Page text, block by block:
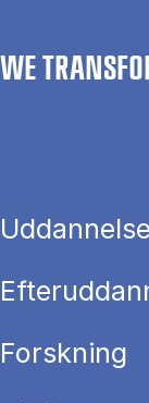
WE
Forskning